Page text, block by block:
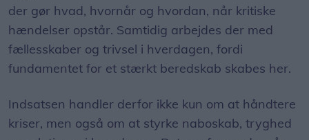
der gør hvad, hvornår og hvordan, når kritiske
hændelser opstår. Samtidig arbejdes der med
fællesskaber og trivsel i hverdagen, fordi
fundamentet for et stærkt beredskab skabes her.
Indsatsen handler derfor ikke kun om at håndtere
kriser, men også om at styrke naboskab, tryghed